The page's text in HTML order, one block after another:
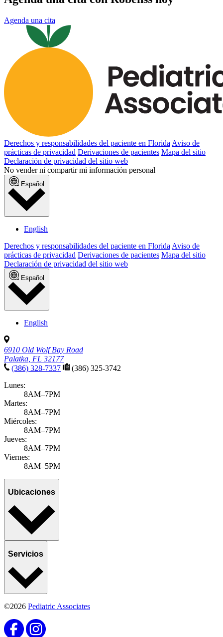
Agenda una cita
Derechos y responsabilidades del paciente en Florida Aviso de
prácticas de privacidad Derivaciones de pacientes Mapa del sitio
Declaración de privacidad del sitio web
No vender ni compartir mi información personal
Español
English
Derechos y responsabilidades del paciente en Florida Aviso de
prácticas de privacidad Derivaciones de pacientes Mapa del sitio
Declaración de privacidad del sitio web
Español
English
6910 Old Wolf Bay Road
Palatka, FL 32177
(386) 328-7337
(386) 325-3742
Lunes:
8AM–7PM
Martes:
8AM–7PM
Miércoles:
8AM–7PM
Jueves:
8AM–7PM
Viernes:
8AM–5PM
Ubicaciones
Servicios
©2026 Pediatric Associates